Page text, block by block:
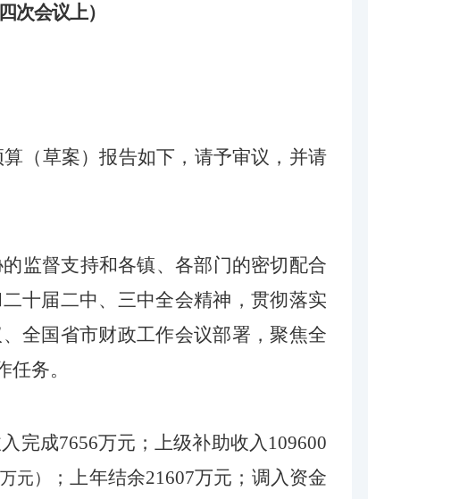
次会议上）
（草案）报告如下 ， 请予审议 ， 并请
监督支持和各镇、各部门的密切配合
十届二中、三中全会精神， 贯彻落实
全国省市财政工作会议部署， 聚焦全
务。
完成7656万元 ； 上级补助收入 109600
万元） ；上年结余21607万元；调入 资金